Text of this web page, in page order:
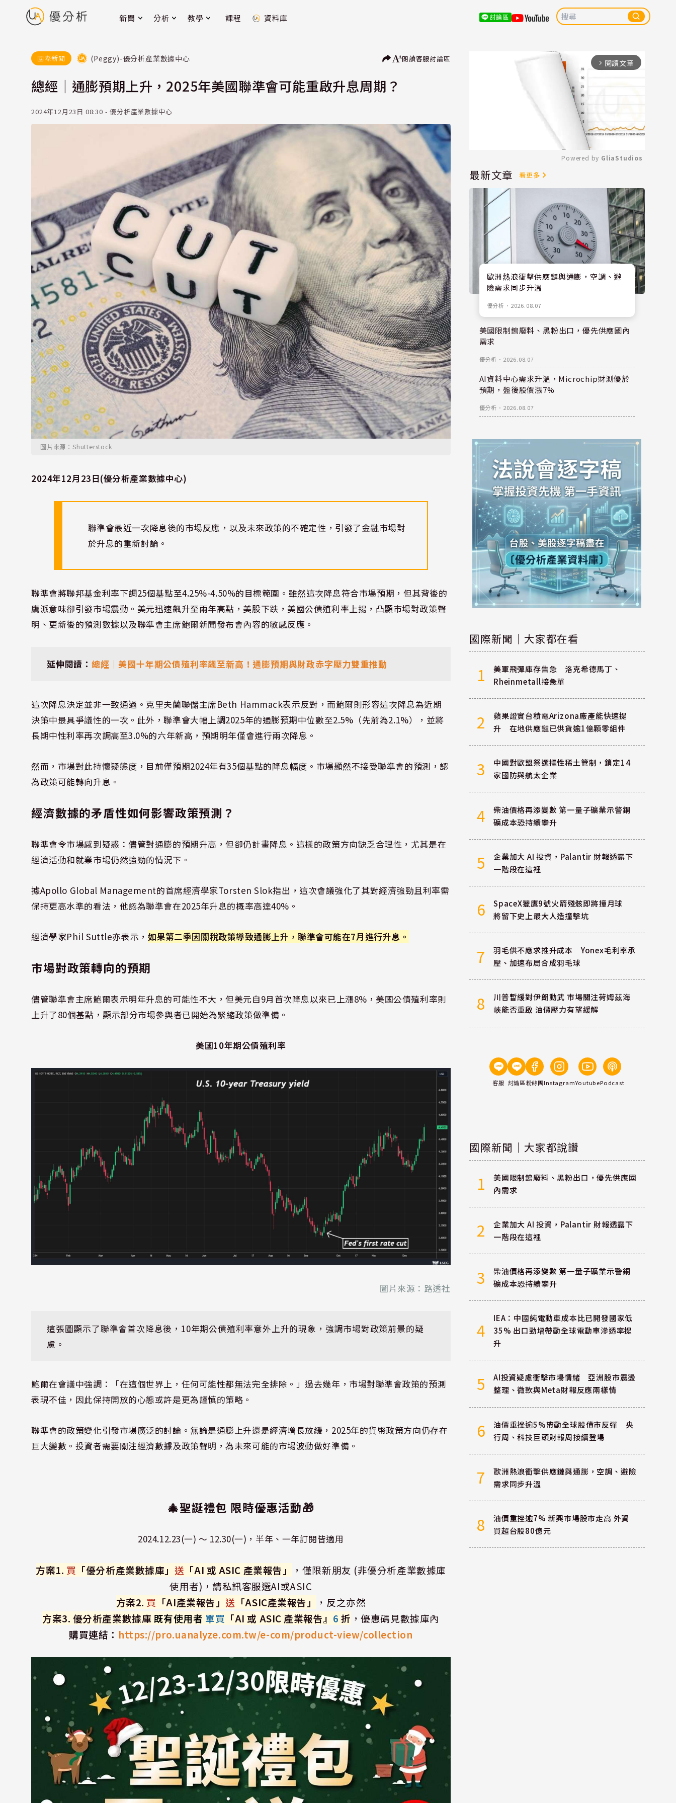
新聞 分析 教學 課程 資料庫 討論區
國際新聞 (Peggy)-優分析產業數據中心 朗讀客服討論區
總經｜通膨預期上升，2025年美國聯準會可能重啟升息周期？
2024年12月23日 08:30 - 優分析產業數據中心
圖片來源：Shutterstock
2024年12月23日(優分析產業數據中心)
聯準會最近一次降息後的市場反應，以及未來政策的不確定性，引發了金融市場對
於升息的重新討論。
聯準會將聯邦基金利率下調25個基點至4.25%-4.50%的目標範圍。雖然這次降息符合市場預期，但其背後的
鷹派意味卻引發市場震動。美元迅速飆升至兩年高點，美股下跌，美國公債殖利率上揚，凸顯市場對政策聲
明、更新後的預測數據以及聯準會主席鮑爾新聞發布會內容的敏感反應。
延伸閱讀：總經｜美國十年期公債殖利率飆至新高！通膨預期與財政赤字壓力雙重推動
這次降息決定並非一致通過。克里夫蘭聯儲主席Beth Hammack表示反對，而鮑爾則形容這次降息為近期
決策中最具爭議性的一次。此外，聯準會大幅上調2025年的通膨預期中位數至2.5%（先前為2.1%），並將
長期中性利率再次調高至3.0%的六年新高，預期明年僅會進行兩次降息。
然而，市場對此持懷疑態度，目前僅預期2024年有35個基點的降息幅度。市場顯然不接受聯準會的預測，認
為政策可能轉向升息。
經濟數據的矛盾性如何影響政策預測？
聯準會令市場感到疑惑：儘管對通膨的預期升高，但卻仍計畫降息。這樣的政策方向缺乏合理性，尤其是在
經濟活動和就業市場仍然強勁的情況下。
據Apollo Global Management的首席經濟學家Torsten Slok指出，這次會議強化了其對經濟強勁且利率需
保持更高水準的看法，他認為聯準會在2025年升息的概率高達40%。
經濟學家Phil Suttle亦表示， 如果第二季因關稅政策導致通膨上升，聯準會可能在7月進行升息。
市場對政策轉向的預期
儘管聯準會主席鮑爾表示明年升息的可能性不大，但美元自9月首次降息以來已上漲8%，美國公債殖利率則
上升了80個基點，顯示部分市場參與者已開始為緊縮政策做準備。
美國10年期公債殖利率
圖片來源：路透社
這張圖顯示了聯準會首次降息後，10年期公債殖利率意外上升的現象，強調市場對政策前景的疑
慮。
鮑爾在會議中強調：「在這個世界上，任何可能性都無法完全排除。」過去幾年，市場對聯準會政策的預測
表現不佳，因此保持開放的心態或許是更為謹慎的策略。
聯準會的政策變化引發市場廣泛的討論。無論是通膨上升還是經濟增長放緩，2025年的貨幣政策方向仍存在
巨大變數。投資者需要關注經濟數據及政策聲明，為未來可能的市場波動做好準備。
🎄聖誕禮包 限時優惠活動🎁
2024.12.23(一) ～ 12.30(一)，半年、一年訂閱皆適用
方案1. 買 「優分析產業數據庫」 送 「AI 或 ASIC 產業報告」
，僅限新朋友 (非優分析產業數據庫
使用者)，請私訊客服選AI或ASIC
方案2. 買 「AI產業報告」送 「ASIC產業報告」
，反之亦然
方案3. 優分析產業數據庫 既有使用者 單買 「AI 或 ASIC 產業報告』 6折 ，優惠碼見數據庫內
購買連結： https://pro.uanalyze.com.tw/e-com/product-view/collection
arrow_forward_ios 閱讀文章
Mute
Powered by GliaStudios
最新文章 看更多
歐洲熱浪衝擊供應鏈與通膨，空調、避
險需求同步升溫
優分析 ． 2026.08.07
美國限制鎢廢料、黑粉出口，優先供應國內
需求
優分析 ． 2026.08.07
AI資料中心需求升溫，Microchip財測優於
預期，盤後股價漲7%
優分析 ． 2026.08.07
國際新聞｜大家都在看
1
美軍飛彈庫存告急 洛克希德馬丁、
Rheinmetall接急單
2
蘋果證實台積電Arizona廠產能快速提
升 在地供應鏈已供貨逾1億顆零組件
3
中國對歐盟祭選擇性稀土管制，鎖定14
家國防與航太企業
4
柴油價格再添變數 第一量子礦業示警銅
礦成本恐持續攀升
5
企業加大 AI 投資，Palantir 財報透露下
一階段在這裡
6
SpaceX獵鷹9號火箭殘骸即將撞月球
將留下史上最大人造撞擊坑
7
羽毛供不應求推升成本 Yonex毛利率承
壓、加速布局合成羽毛球
8
川普暫緩對伊朗動武 市場關注荷姆茲海
峽能否重啟 油價壓力有望緩解
客服 討論區粉絲團InstagramYoutubePodcast
國際新聞｜大家都說讚
1
美國限制鎢廢料、黑粉出口，優先供應國
內需求
2
企業加大 AI 投資，Palantir 財報透露下
一階段在這裡
3
柴油價格再添變數 第一量子礦業示警銅
礦成本恐持續攀升
4
IEA：中國純電動車成本比已開發國家低
35% 出口勁增帶動全球電動車滲透率提
升
5
AI投資疑慮衝擊市場情緒 亞洲股市震盪
整理、微軟與Meta財報反應兩樣情
6
油價重挫逾5%帶動全球股債市反彈 央
行周、科技巨頭財報周接續登場
7
歐洲熱浪衝擊供應鏈與通膨，空調、避險
需求同步升溫
8
油價重挫逾7% 新興市場股市走高 外資
買超台股80億元